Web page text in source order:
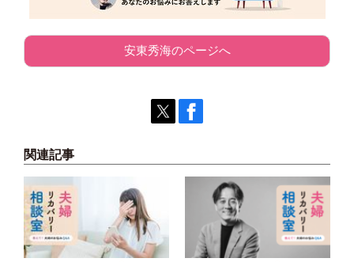
安東秀海のページへ
関連記事